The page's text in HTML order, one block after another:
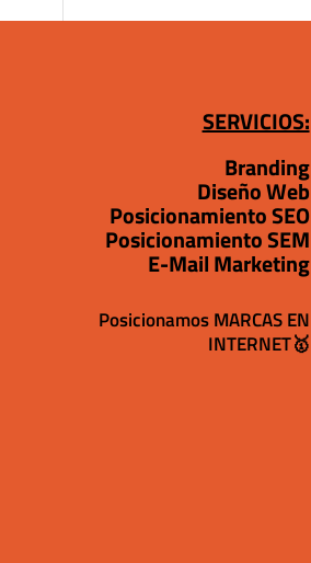
SERVICIOS:
Branding
Diseño Web
Posicionamiento SEO
Posicionamiento SEM
E-Mail Marketing
Posicionamos MARCAS EN
INTERNET🥇